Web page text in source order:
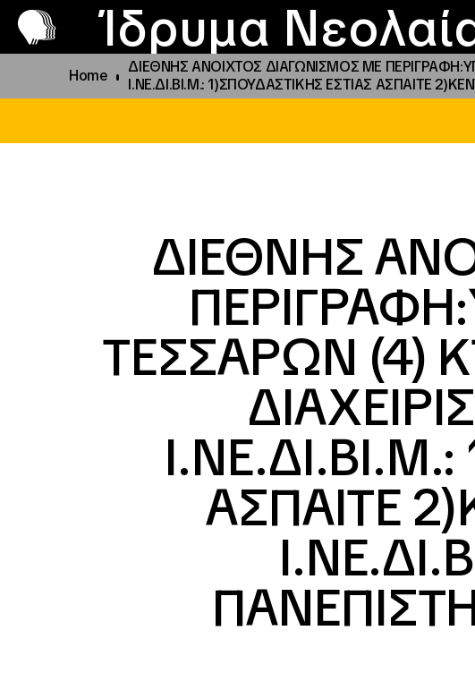
Ίδρυμα
Home
ΔΙΕΘΝΗΣ ΑΝΟΙΧΤΟΣ ΔΙΑΓΩΝΙΣΜΟΣ ΜΕ
Ι.ΝΕ.ΔΙ.ΒΙ.Μ.: 1)ΣΠΟΥΔΑΣΤΙΚΗΣ ΕΣΤΙΑΣ ΑΣΠΑΙΤΕ
ΔΙΕΘΝΗΣ
ΤΕΣΣΑΡΩΝ (4)
ΑΣΠΑΙΤΕ